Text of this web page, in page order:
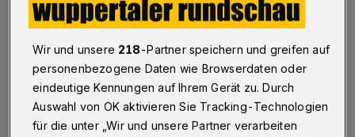
Luca will ins Finale der „Ninja
Warrior Kids“
Wuppertal· Das TV-Erfolgsformat „Ninja Warrior
Germany“ gibt‘s jetzt auch für Kinder. Am Start ist auch
ein kleiner Kletterkünstler aus Wuppertal.
Wir und unsere 218-Partner speichern und greifen auf
personenbezogene Daten wie Browserdaten oder
eindeutige Kennungen auf Ihrem Gerät zu. Durch
Auswahl von OK aktivieren Sie Tracking-Technologien
für die unter „Wir und unsere Partner verarbeiten